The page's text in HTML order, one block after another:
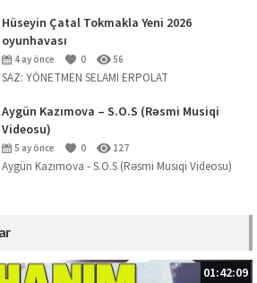
Hüseyin Çatal Tokmakla Yeni 2026
oyunhavası
4 ay önce 0 56
SAZ: YÖNETMEN SELAMİ ERPOLAT
Aygün Kazımova – S.O.S (Rəsmi Musiqi
Videosu)
5 ay önce 0 127
Aygün Kazımova - S.O.S (Rəsmi Musiqi Videosu)
01:42:09